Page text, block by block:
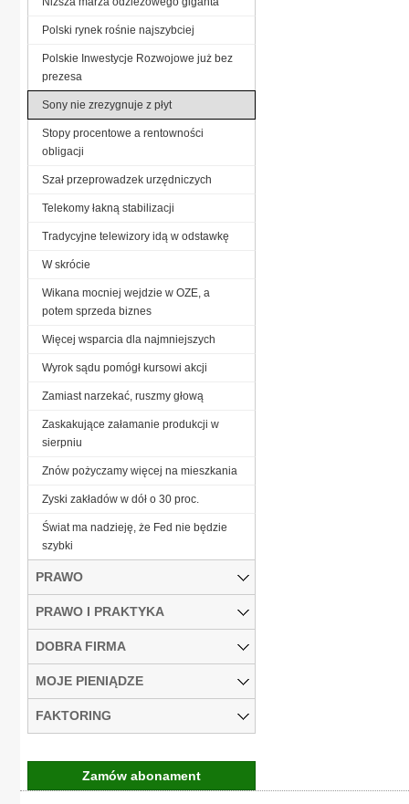
Polski rynek rośnie najszybciej
Polskie Inwestycje Rozwojowe już bez
prezesa
Sony nie zrezygnuje z płyt
Stopy procentowe a rentowności
obligacji
Szał przeprowadzek urzędniczych
Telekomy łakną stabilizacji
Tradycyjne telewizory idą w odstawkę
W skrócie
Wikana mocniej wejdzie w OZE, a
potem sprzeda biznes
Więcej wsparcia dla najmniejszych
Wyrok sądu pomógł kursowi akcji
Zamiast narzekać, ruszmy głową
Zaskakujące załamanie produkcji w
sierpniu
Znów pożyczamy więcej na mieszkania
Zyski zakładów w dół o 30 proc.
Świat ma nadzieję, że Fed nie będzie
szybki
PRAWO
PRAWO I PRAKTYKA
DOBRA FIRMA
MOJE PIENIĄDZE
FAKTORING
Zamów abonament